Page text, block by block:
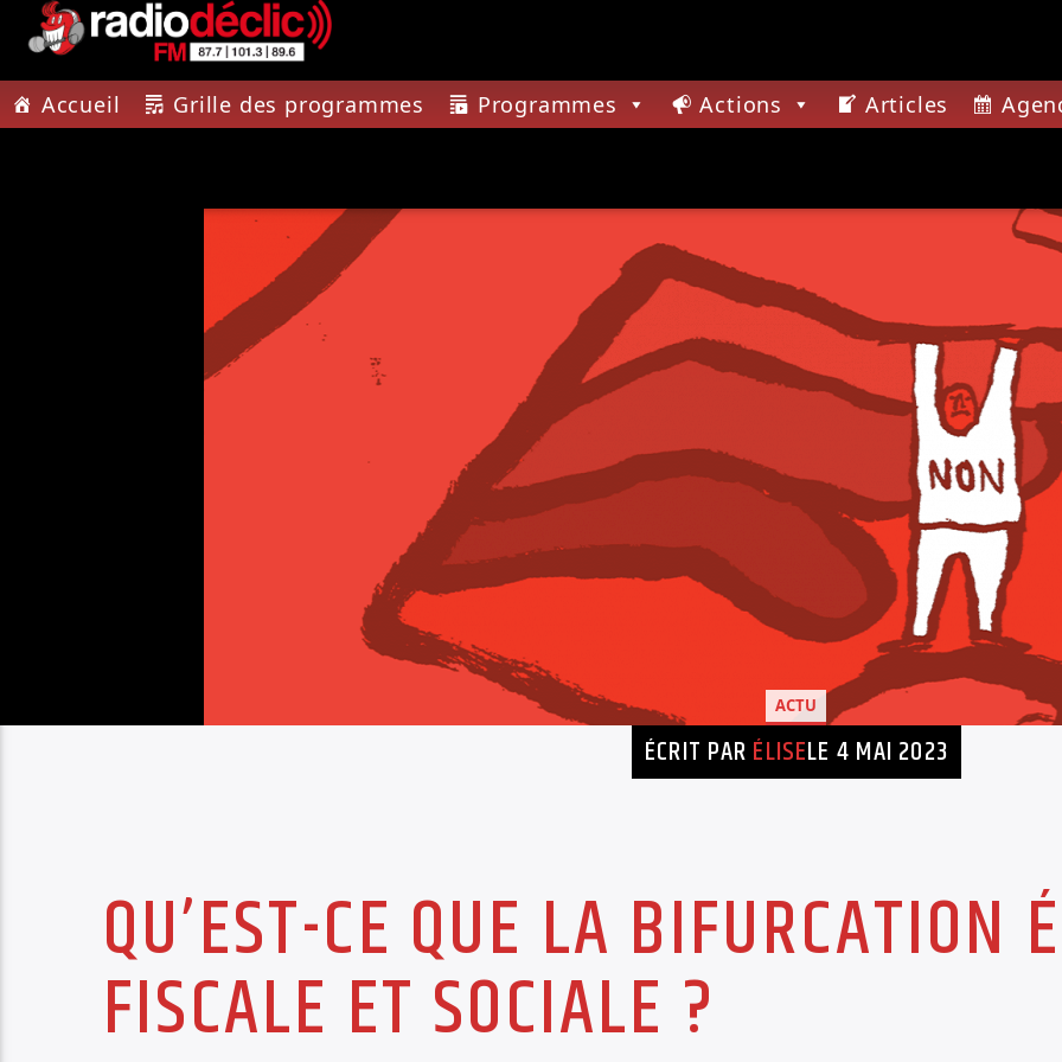
Accueil Grille des programmes Programmes Actions Articles
TERRES DE LORRAINE
THE RACONTEURS
ACTU
ÉCRIT PAR ÉLISELE 4 MAI 2023
QU’EST-CE QUE LA BIFURCATION
FISCALE ET SOCIALE ?